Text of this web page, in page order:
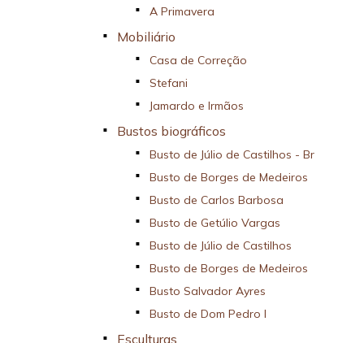
A Primavera
Mobiliário
Casa de Correção
Stefani
Jamardo e Irmãos
Bustos biográficos
Busto de Júlio de Castilhos - Br
Busto de Borges de Medeiros
Busto de Carlos Barbosa
Busto de Getúlio Vargas
Busto de Júlio de Castilhos
Busto de Borges de Medeiros
Busto Salvador Ayres
Busto de Dom Pedro I
Esculturas